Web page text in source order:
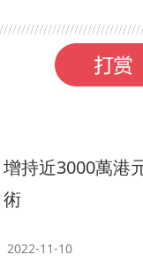
增持近3000萬港
術
2022-11-10